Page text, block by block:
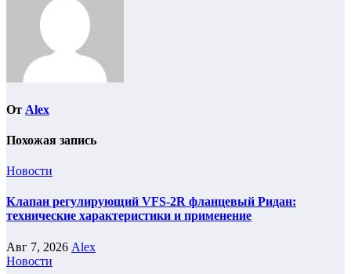
От Alex
Похожая запись
Новости
Клапан регулирующий VFS-2R фланцевый Ридан:
технические характеристики и применение
Авг 7, 2026 Alex
Новости